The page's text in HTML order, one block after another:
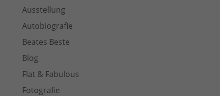
Ausstellung
Autobiografie
Beates Beste
Blog
Flat & Fabulous
Fotografie